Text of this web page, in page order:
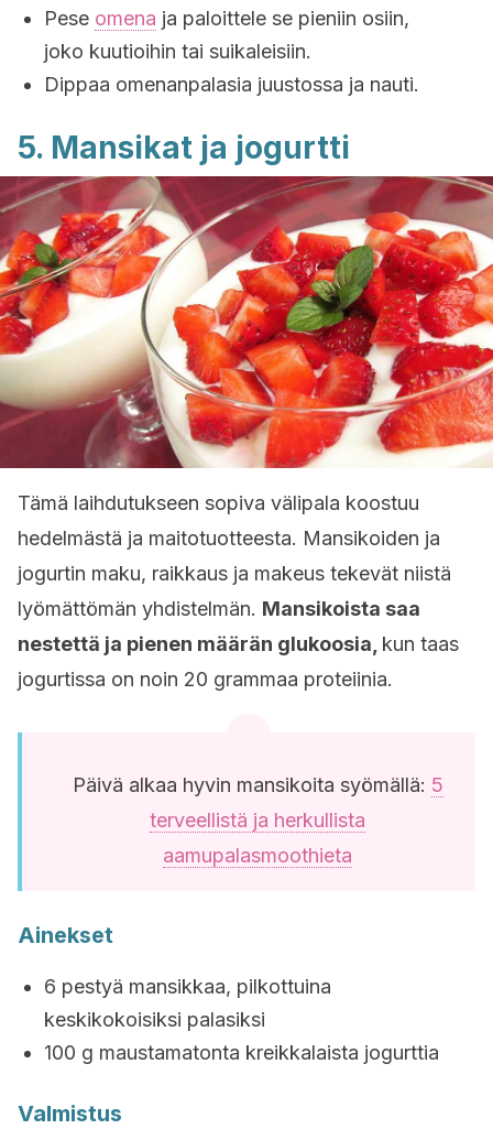
Pese omena ja paloittele se pieniin osiin,
joko kuutioihin tai suikaleisiin.
Dippaa omenanpalasia juustossa ja nauti.
5. Mansikat ja jogurtti
Tämä laihdutukseen sopiva välipala koostuu
hedelmästä ja maitotuotteesta. Mansikoiden ja
jogurtin maku, raikkaus ja makeus tekevät niistä
lyömättömän yhdistelmän. Mansikoista saa
nestettä ja pienen määrän glukoosia, kun taas
jogurtissa on noin 20 grammaa proteiinia.
Päivä alkaa hyvin mansikoita syömällä: 5
terveellistä ja herkullista
aamupalasmoothieta
Ainekset
6 pestyä mansikkaa, pilkottuina
keskikokoisiksi palasiksi
100 g maustamatonta kreikkalaista jogurttia
Valmistus